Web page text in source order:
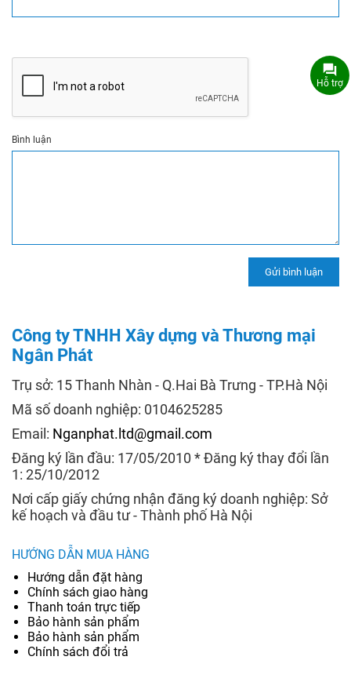
Bình luận
Công ty TNHH Xây dựng và Thương mại
Ngân Phát
Trụ sở: 15 Thanh Nhàn - Q.Hai Bà Trưng - TP.Hà Nội
Mã số doanh nghiệp: 0104625285
Email: Nganphat.ltd@gmail.com
Đăng ký lần đầu: 17/05/2010 * Đăng ký thay đổi lần
1: 25/10/2012
Nơi cấp giấy chứng nhận đăng ký doanh nghiệp: Sở
kế hoạch và đầu tư - Thành phố Hà Nội
HƯỚNG DẪN MUA HÀNG
Hướng dẫn đặt hàng
Chính sách giao hàng
Thanh toán trực tiếp
Bảo hành sản phẩm
Bảo hành sản phẩm
Chính sách đổi trả
Hỗ trợ